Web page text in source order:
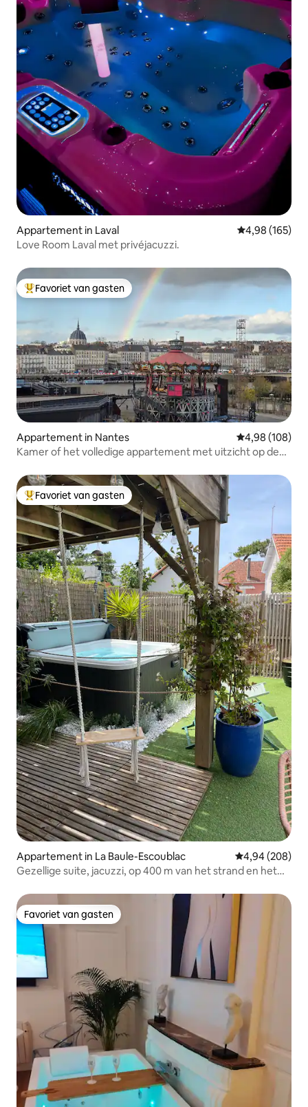
Appartement in Laval Gemiddelde
4,98 (165)
Love Room Laval met privéjacuzzi.
Topfavoriet van gasten
Favoriet van gasten
Appartement in Nantes Gemiddelde
4,98 (108)
Kamer of het volledige appartement met uitzicht op de
Topfavoriet van gasten
Favoriet van gasten
Appartement in La Baule-Escoublac Gemiddelde
4,94 (208)
Gezellige suite, jacuzzi, op 400 m van het strand en het
Favoriet van gasten
Favoriet van gasten